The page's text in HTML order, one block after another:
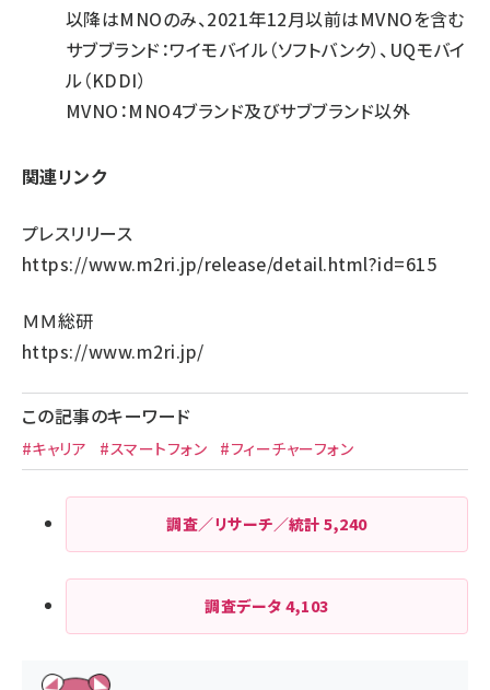
以降はMNOのみ、2021年12月以前はMVNOを含む
サブブランド：ワイモバイル（ソフトバンク）、UQモバイ
ル（KDDI）
MVNO：MNO4ブランド及びサブブランド以外
関連リンク
プレスリリース
https://www.m2ri.jp/release/detail.html?id=615
ＭＭ総研
https://www.m2ri.jp/
この記事のキーワード
#キャリア #スマートフォン #フィーチャーフォン
調査／リサーチ／統計5,240
調査データ4,103